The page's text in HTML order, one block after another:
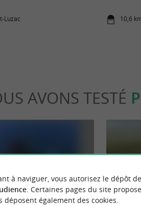
Luzac 10,6
AVONS TESTÉ
à naviguer, vous autorisez le dépôt
. Certaines pages du site
déposent également des cookies.